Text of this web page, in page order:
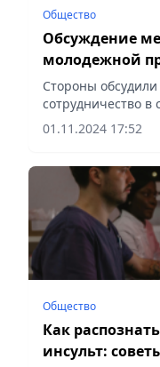
Общество
Обсуждение
молодежной
участии
Стороны
сотрудничество в
правонарушений
ЗОЖ, сообщает
01.11.2024 17:52
Общество
Как
инсульт: